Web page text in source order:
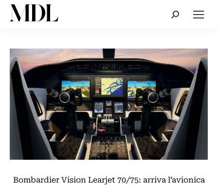
Cerca:
Bombardier Vision Learjet 70/75: arriva l’avionica